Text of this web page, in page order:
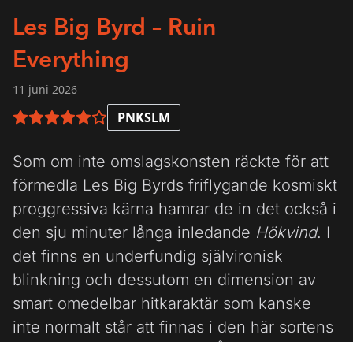
Les Big Byrd – Ruin
Everything
11 juni 2026
5 av 6 i betyg PNKSLM
Som om inte omslagskonsten räckte för att
förmedla Les Big Byrds friflygande kosmiskt
proggressiva kärna hamrar de in det också i
den sju minuter långa inledande Hökvind. I
det finns en underfundig självironisk
blinkning och dessutom en dimension av
smart omedelbar hitkaraktär som kanske
inte normalt står att finnas i den här sortens